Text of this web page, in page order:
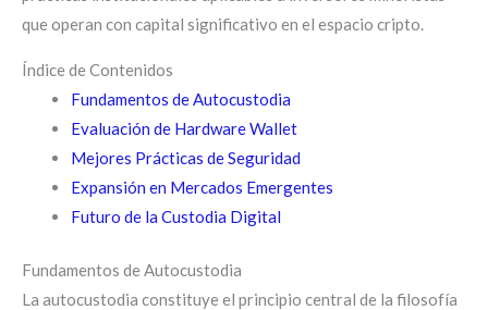
que operan con capital significativo en el espacio cripto.
Índice de Contenidos
Fundamentos de Autocustodia
Evaluación de Hardware Wallet
Mejores Prácticas de Seguridad
Expansión en Mercados Emergentes
Futuro de la Custodia Digital
Fundamentos de Autocustodia
La autocustodia constituye el principio central de la filosofía